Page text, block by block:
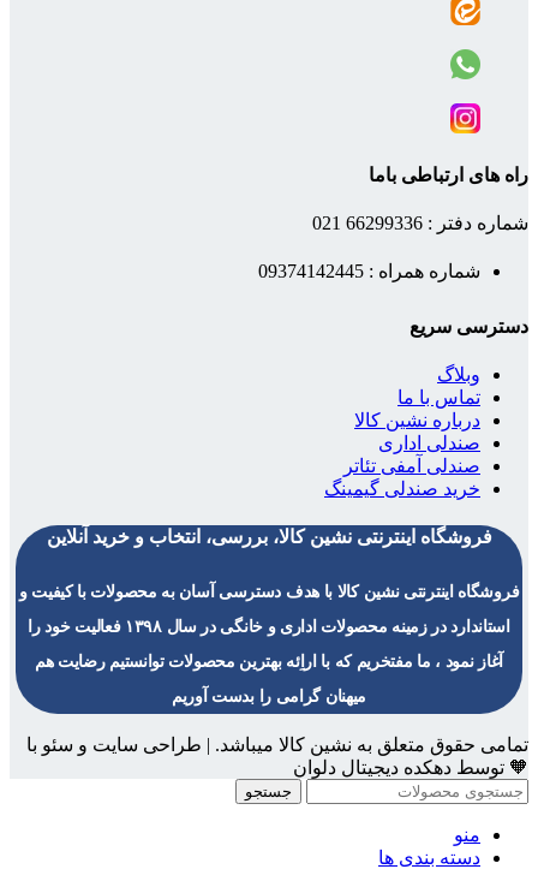
راه های ارتباطی باما
شماره دفتر : 66299336 021
شماره همراه : 09374142445
دسترسی سریع
وبلاگ
تماس با ما
درباره نشین کالا
صندلی اداری
صندلی آمفی تئاتر
خرید صندلی گیمینگ
فروشگاه اینترنتی نشین کالا، بررسی، انتخاب و خرید آنلاین
فروشگاه اینترنتی نشین کالا با هدف دسترسی آسان به محصولات با کیفیت و
استاندارد در زمینه محصولات اداری و خانگی در سال ۱۳۹۸ فعالیت خود را
آغاز نمود ، ما مفتخریم که با اراِئه بهترین محصولات توانستیم رضایت هم
میهنان گرامی را بدست آوریم
تمامی حقوق متعلق به نشین کالا میباشد. | طراحی سایت و سئو با
🧡 توسط دهکده دیجیتال دلوان
جستجو
منو
دسته بندی ها